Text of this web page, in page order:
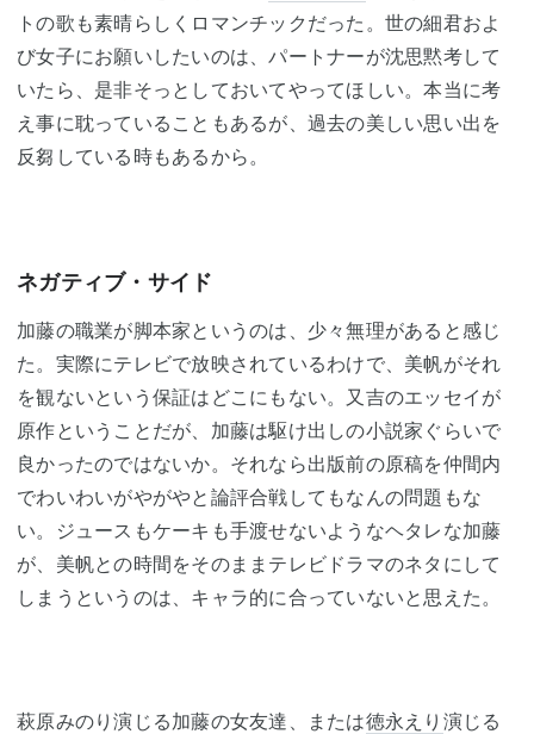
トの歌も素晴らしくロマンチックだった。世の細君およ
び女子にお願いしたいのは、パートナーが沈思黙考して
いたら、是非そっとしておいてやってほしい。本当に考
え事に耽っていることもあるが、過去の美しい思い出を
反芻している時もあるから。
ネガティブ・サイド
加藤の職業が脚本家というのは、少々無理があると感じ
た。実際にテレビで放映されているわけで、美帆がそれ
を観ないという保証はどこにもない。又吉のエッセイが
原作ということだが、加藤は駆け出しの小説家ぐらいで
良かったのではないか。それなら出版前の原稿を仲間内
でわいわいがやがやと論評合戦してもなんの問題もな
い。ジュースもケーキも手渡せないようなヘタレな加藤
が、美帆との時間をそのままテレビドラマのネタにして
しまうというのは、キャラ的に合っていないと思えた。
萩原みのり演じる加藤の女友達、または徳永えり 演じる